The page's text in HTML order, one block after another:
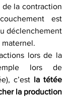
de la contraction
est
déclenchement
lors de la
lors de
c’est la tétée
la production